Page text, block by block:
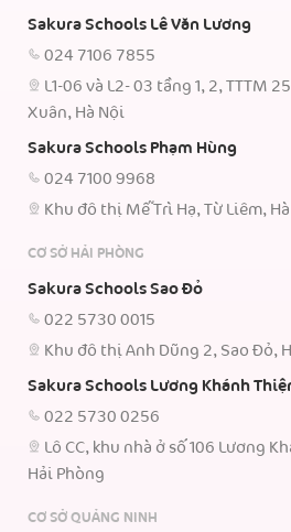
Sakura Schools Lê Văn Lương
024 7106 7855
L1-06 và L2- 03 tầng 1, 2, TTTM
Xuân, Hà Nội
Sakura Schools Phạm Hùng
024 7100 9968
Khu đô thị Mễ Trì Hạ, Từ Liêm,
CƠ SỞ HẢI PHÒNG
Sakura Schools Sao Đỏ
022 5730 0015
Khu đô thị Anh Dũng 2, Sao Đỏ,
Sakura Schools Lương Khánh
022 5730 0256
Lô CC, khu nhà ở số 106 Lương
Hải Phòng
CƠ SỞ QUẢNG NINH